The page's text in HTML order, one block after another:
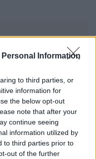
Information
to third parties, or
information for
the below opt-out
note that after your
continue seeing
information utilized by
to third parties prior to
out of the further
vidám